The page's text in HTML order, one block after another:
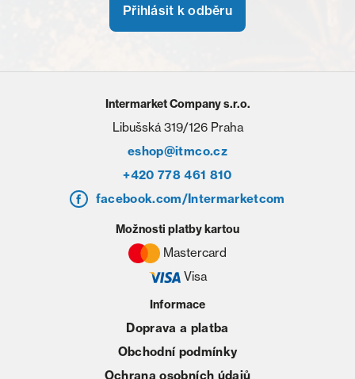
Přihlásit k odběru
Intermarket Company s.r.o.
Libušská 319/126 Praha
eshop@itmco.cz
+420 778 461 810
facebook.com/Intermarketcom
Informace
Doprava a platba
Obchodní podmínky
Ochrana osobních údajů
Možnosti platby kartou
Mastercard
Visa